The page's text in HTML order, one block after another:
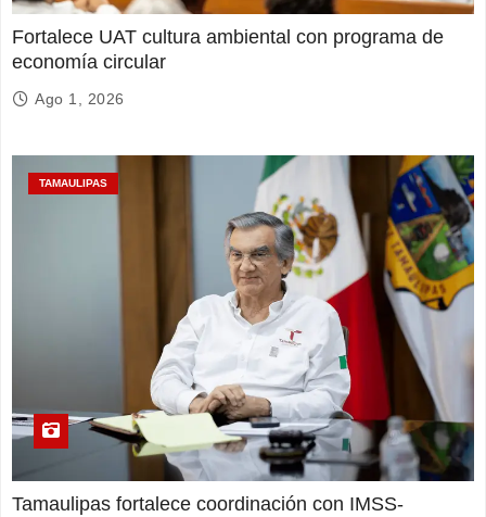
Fortalece UAT cultura ambiental con programa de
economía circular
Ago 1, 2026
TAMAULIPAS
Tamaulipas fortalece coordinación con IMSS-